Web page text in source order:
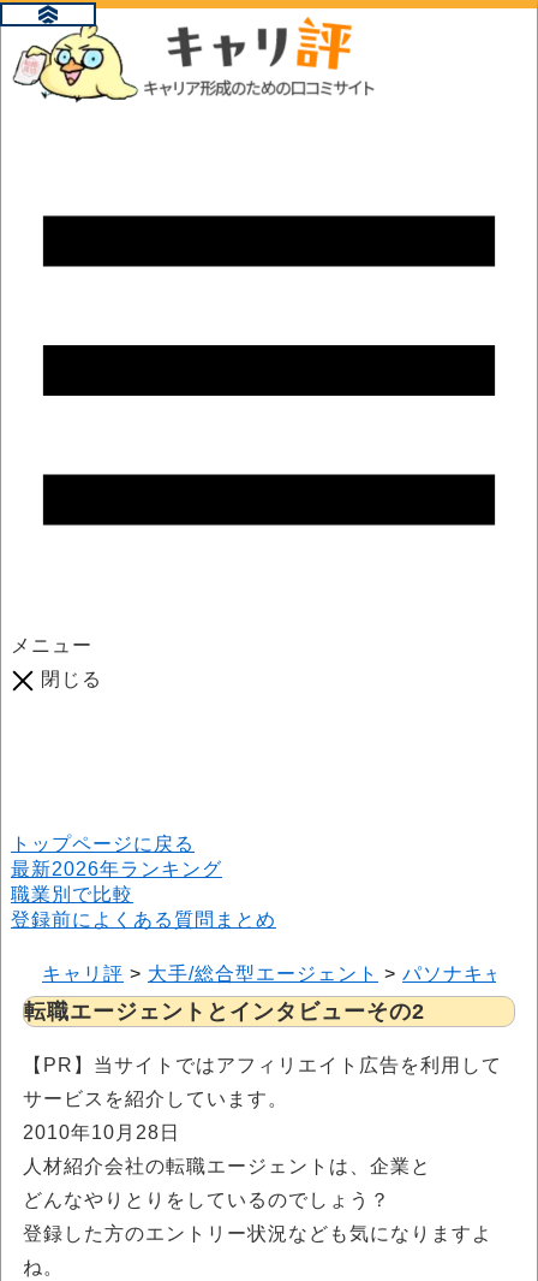
メニュー
閉じる
トップページに戻る
最新2026年ランキング
職業別で比較
登録前によくある質問まとめ
キャリ評 > 大手/総合型エージェント > パソナキャリ
転職エージェントとインタビューその2
【PR】当サイトではアフィリエイト広告を利用して
サービスを紹介しています。
2010年10月28日
人材紹介会社の転職エージェントは、企業と
どんなやりとりをしているのでしょう？
登録した方のエントリー状況なども気になりますよ
ね。